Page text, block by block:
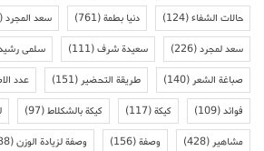
حالات الشفاء(124) دنيا بطمة(761) سعد المجرد(113)
سعد لمجرد(226) سعيدة شرف(111) سلمى
صباغة الشعر(140) طريقة التحضير(151) عدد
فوائد(109) كيكة(117) كيكة بالشكلاط(97)
مشاهير(428) وصفة(156) وصفة لزيادة الوزن(138)